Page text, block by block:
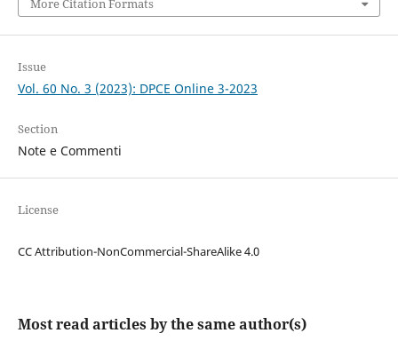
Issue
Vol. 60 No. 3 (2023): DPCE Online 3-2023
Section
Note e Commenti
License
CC Attribution-NonCommercial-ShareAlike 4.0
Most read articles by the same author(s)